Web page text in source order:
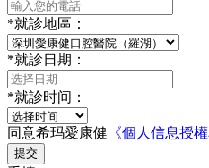
*就診地區：
*就診日期：
*就診时间：
同意希玛愛康健 《個人信息授
提交